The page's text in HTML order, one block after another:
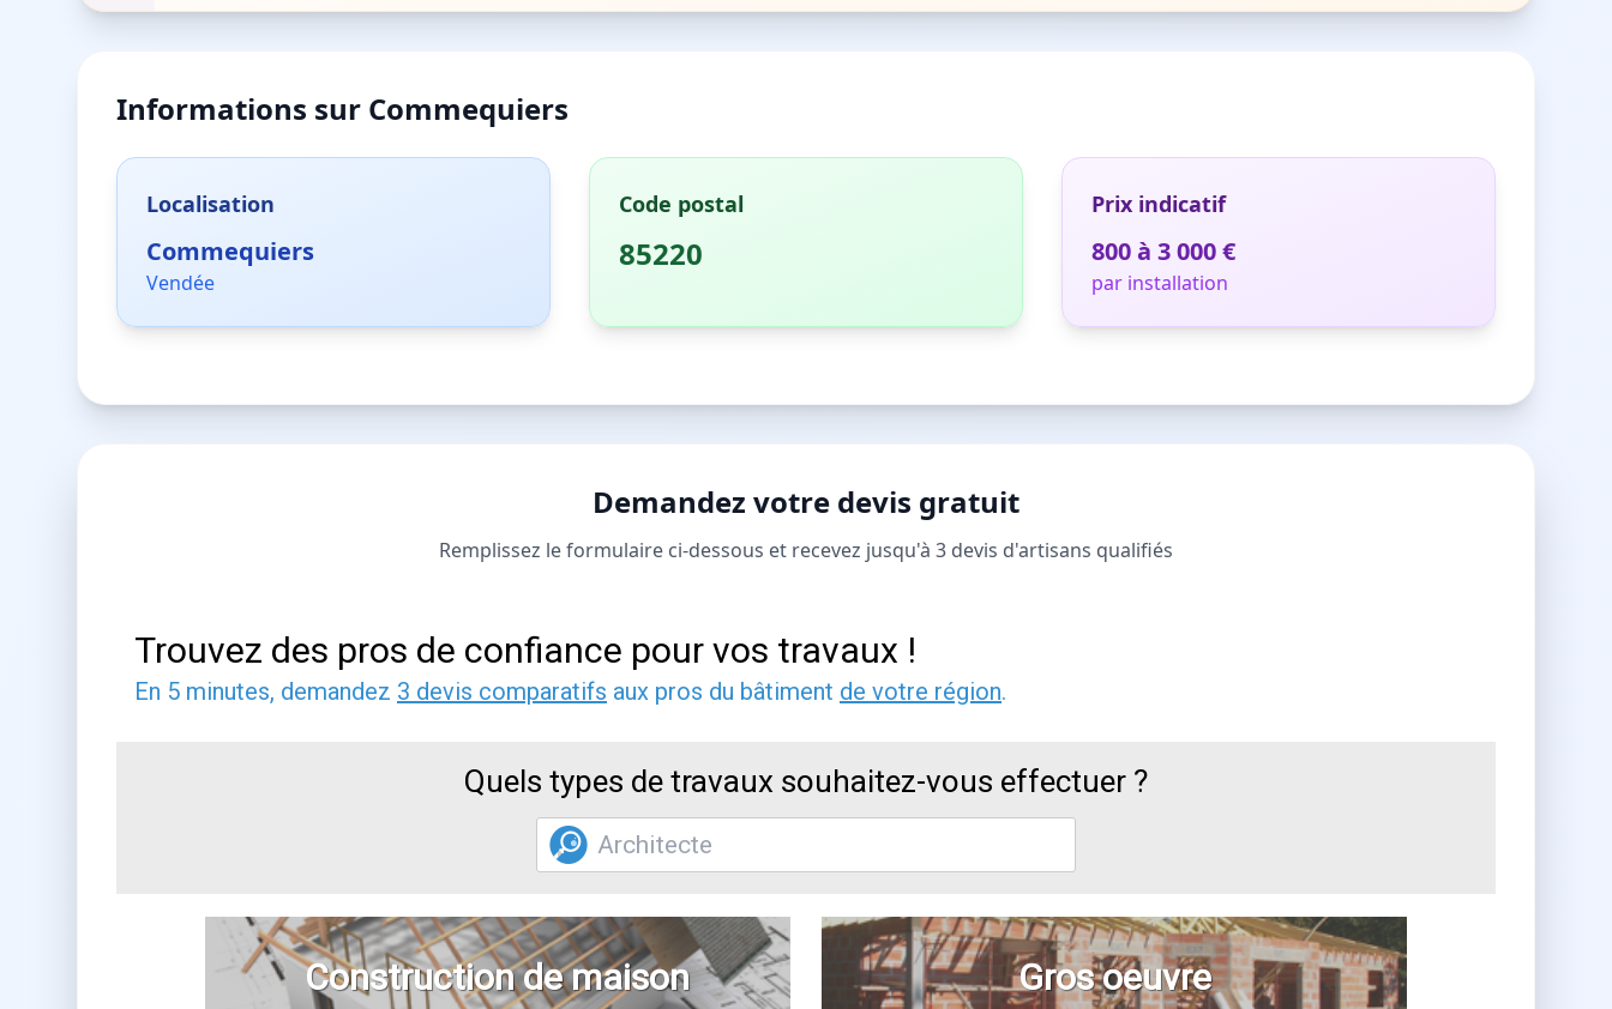
Informations sur Commequiers
Localisation
Commequiers
Vendée
Code postal
85220
Prix indicatif
800 à 3 000 €
par installation
Demandez votre devis gratuit
Remplissez le formulaire ci-dessous et recevez jusqu'à 3 devis d'artisans qualifiés
Trouvez des pros de confiance pour vos travaux !
En 5 minutes, demandez 3 devis comparatifs aux pros du bâtiment de votre région.
Quels types de travaux souhaitez-vous effectuer ?
Construction de maison Gros oeuvre